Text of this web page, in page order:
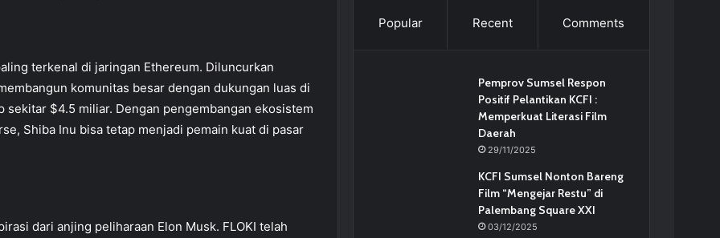
terkenal di jaringan Ethereum. Diluncurkan
komunitas besar dengan dukungan luas di
sekitar $4.5 miliar. Dengan pengembangan ekosistem
Shiba Inu bisa tetap menjadi pemain kuat di pasar
dari anjing peliharaan Elon Musk. FLOKI telah
Popular Recent Comments
Pemprov Sumsel Respon
Positif Pelantikan KCFI :
Memperkuat Literasi Film
Daerah
29/11/2025
KCFI Sumsel Nonton Bareng
Film “Mengejar Restu” di
Palembang Square XXI
03/12/2025